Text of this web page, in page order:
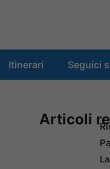
Itinerari Seguici
Articoli